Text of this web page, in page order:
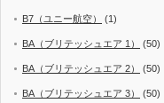
B7（ユニー航空） (1)
BA（ブリテッシュエア 1） (50)
BA（ブリテッシュエア 2） (50)
BA（ブリテッシュエア 3） (50)